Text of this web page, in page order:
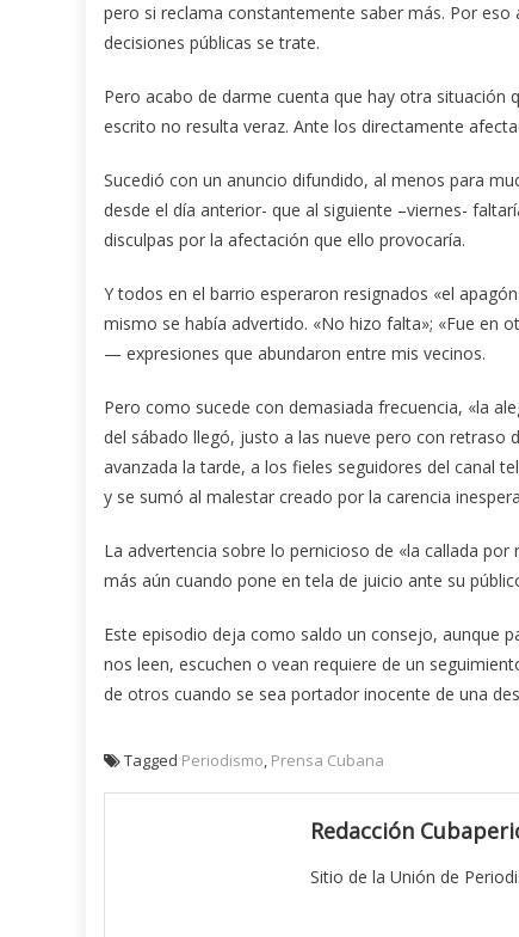
pero si reclama constantemente saber más. Por
decisiones públicas se trate.
Pero acabo de darme cuenta que hay otra
escrito no resulta veraz. Ante los directamente
Sucedió con un anuncio difundido, al menos para
desde el día anterior- que al siguiente –viernes-
disculpas por la afectación que ello provocaría.
Y todos en el barrio esperaron resignados «el
mismo se había advertido. «No hizo falta»; «Fue en
— expresiones que abundaron entre mis vecinos.
Pero como sucede con demasiada frecuencia, «la
del sábado llegó, justo a las nueve pero con retraso
avanzada la tarde, a los fieles seguidores del canal
y se sumó al malestar creado por la carencia
La advertencia sobre lo pernicioso de «la callada
más aún cuando pone en tela de juicio ante su
Este episodio deja como saldo un consejo, aunque
nos leen, escuchen o vean requiere de un
de otros cuando se sea portador inocente de una
Tagged Periodismo, Prensa Cubana
Redacción
Sitio de la Unión de